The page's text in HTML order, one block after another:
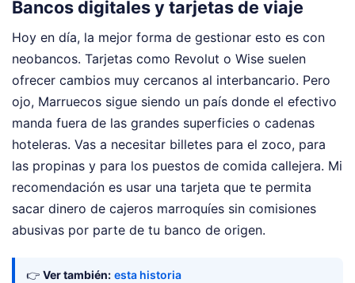
Bancos digitales y tarjetas de viaje
Hoy en día, la mejor forma de gestionar esto es con
neobancos. Tarjetas como Revolut o Wise suelen
ofrecer cambios muy cercanos al interbancario. Pero
ojo, Marruecos sigue siendo un país donde el efectivo
manda fuera de las grandes superficies o cadenas
hoteleras. Vas a necesitar billetes para el zoco, para
las propinas y para los puestos de comida callejera. Mi
recomendación es usar una tarjeta que te permita
sacar dinero de cajeros marroquíes sin comisiones
abusivas por parte de tu banco de origen.
👉 Ver también: esta historia